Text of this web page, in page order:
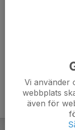
Vi använder
webbplats
även för